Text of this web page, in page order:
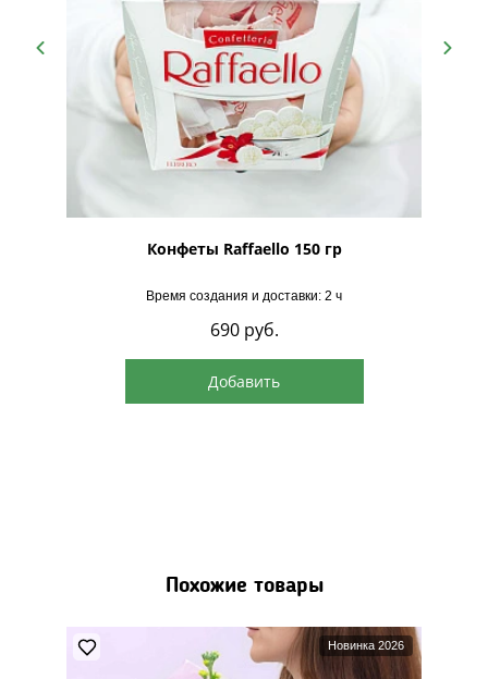
Конфеты Raffaello 150 гр
Время создания и доставки: 2 ч
690 руб.
Добавить
Похожие товары
Новинка 2026